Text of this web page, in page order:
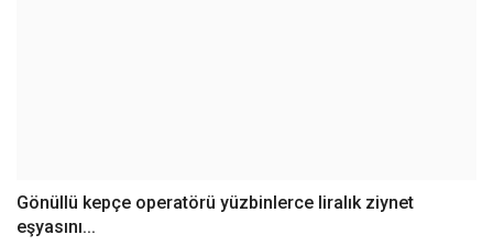
Gönüllü kepçe operatörü yüzbinlerce liralık ziynet
eşyasını...